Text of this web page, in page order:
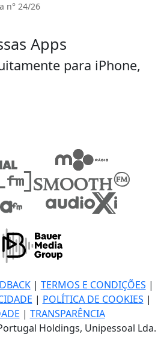
n° 24/26
Apps
para iPhone,
| TERMOS E CONDIÇÕES |
| POLÍTICA DE COOKIES |
| TRANSPARÊNCIA
Holdings, Unipessoal Lda.